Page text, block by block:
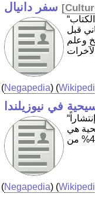
سفر دانيال [
“سفر دانيال هو سفر آخروي من أسفار الكتاب
قبل
وعلم
(Negapedia) (
في نيوزيلندا
“تُشكل المسيحية في نيوزيلندا أكثر الديانات إنتشاراً
2013، المسيحية هي
(Negapedia) (